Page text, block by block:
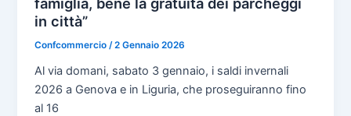
in città”
Confcommercio/2 Gennaio 2026
Al via domani, sabato 3 gennaio, i saldi invernali
2026 a Genova e in Liguria, che proseguiranno fino
al 16